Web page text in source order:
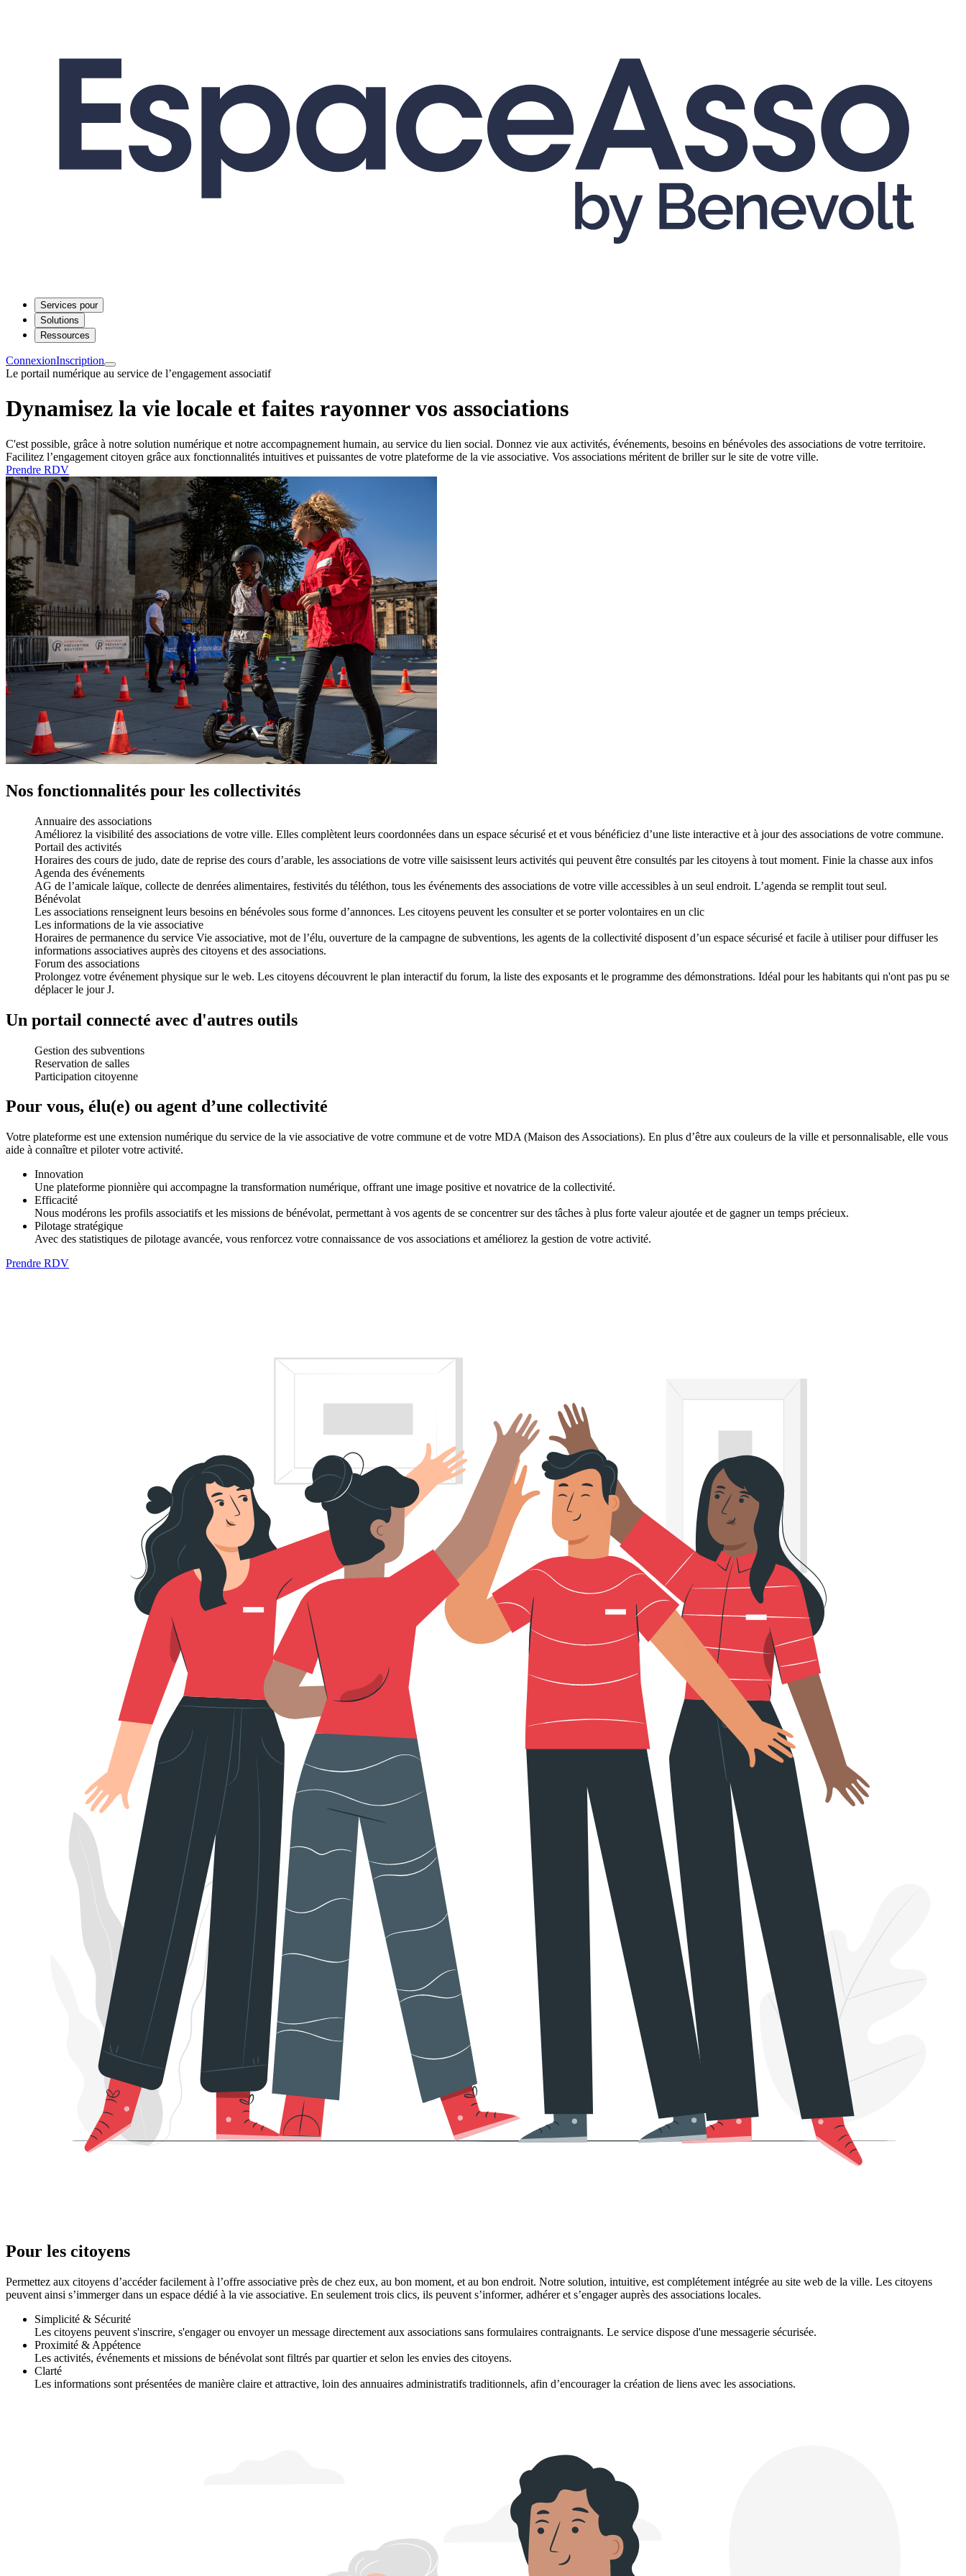
Services pour
Solutions
Ressources
ConnexionInscription
Le portail numérique au service de l’engagement associatif
Dynamisez la vie locale et faites rayonner vos associations
C'est possible, grâce à notre solution numérique et notre accompagnement humain, au service du lien social. Donnez vie aux activités, événements, besoins en bénévoles des associations de votre territoire.
Facilitez l’engagement citoyen grâce aux fonctionnalités intuitives et puissantes de votre plateforme de la vie associative. Vos associations méritent de briller sur le site de votre ville.
Prendre RDV
Nos fonctionnalités pour les collectivités
Annuaire des associations
Améliorez la visibilité des associations de votre ville. Elles complètent leurs coordonnées dans un espace sécurisé et et vous bénéficiez d’une liste interactive et à jour des associations de votre commune.
Portail des activités
Horaires des cours de judo, date de reprise des cours d’arable, les associations de votre ville saisissent leurs activités qui peuvent être consultés par les citoyens à tout moment. Finie la chasse aux infos
Agenda des événements
AG de l’amicale laïque, collecte de denrées alimentaires, festivités du téléthon, tous les événements des associations de votre ville accessibles à un seul endroit. L’agenda se remplit tout seul.
Bénévolat
Les associations renseignent leurs besoins en bénévoles sous forme d’annonces. Les citoyens peuvent les consulter et se porter volontaires en un clic
Les informations de la vie associative
Horaires de permanence du service Vie associative, mot de l’élu, ouverture de la campagne de subventions, les agents de la collectivité disposent d’un espace sécurisé et facile à utiliser pour diffuser les
informations associatives auprès des citoyens et des associations.
Forum des associations
Prolongez votre événement physique sur le web. Les citoyens découvrent le plan interactif du forum, la liste des exposants et le programme des démonstrations. Idéal pour les habitants qui n'ont pas pu se
déplacer le jour J.
Un portail connecté avec d'autres outils
Gestion des subventions
Reservation de salles
Participation citoyenne
Pour vous, élu(e) ou agent d’une collectivité
Votre plateforme est une extension numérique du service de la vie associative de votre commune et de votre MDA (Maison des Associations). En plus d’être aux couleurs de la ville et personnalisable, elle vous
aide à connaître et piloter votre activité.
Innovation
Une plateforme pionnière qui accompagne la transformation numérique, offrant une image positive et novatrice de la collectivité.
Efficacité
Nous modérons les profils associatifs et les missions de bénévolat, permettant à vos agents de se concentrer sur des tâches à plus forte valeur ajoutée et de gagner un temps précieux.
Pilotage stratégique
Avec des statistiques de pilotage avancée, vous renforcez votre connaissance de vos associations et améliorez la gestion de votre activité.
Prendre RDV
Pour les citoyens
Permettez aux citoyens d’accéder facilement à l’offre associative près de chez eux, au bon moment, et au bon endroit. Notre solution, intuitive, est complétement intégrée au site web de la ville. Les citoyens
peuvent ainsi s’immerger dans un espace dédié à la vie associative. En seulement trois clics, ils peuvent s’informer, adhérer et s’engager auprès des associations locales.
Simplicité & Sécurité
Les citoyens peuvent s'inscrire, s'engager ou envoyer un message directement aux associations sans formulaires contraignants. Le service dispose d'une messagerie sécurisée.
Proximité & Appétence
Les activités, événements et missions de bénévolat sont filtrés par quartier et selon les envies des citoyens.
Clarté
Les informations sont présentées de manière claire et attractive, loin des annuaires administratifs traditionnels, afin d’encourager la création de liens avec les associations.